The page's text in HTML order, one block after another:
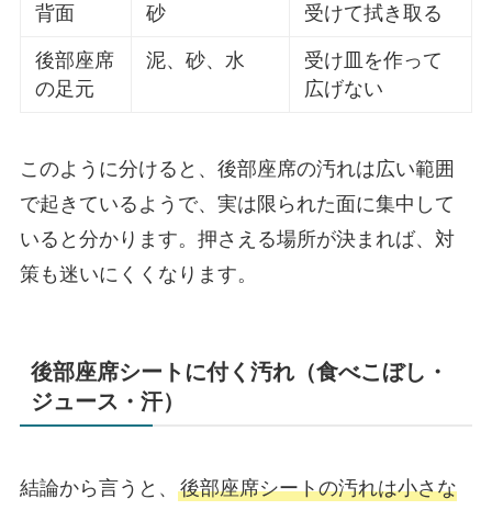
背面
砂
受けて拭き取る
後部座席
の足元
泥、砂、水
受け皿を作って
広げない
このように分けると、後部座席の汚れは広い範囲
で起きているようで、実は限られた面に集中して
いると分かります。押さえる場所が決まれば、対
策も迷いにくくなります。
後部座席シートに付く汚れ（食べこぼし・
ジュース・汗）
結論から言うと、 後部座席シートの汚れは小さな